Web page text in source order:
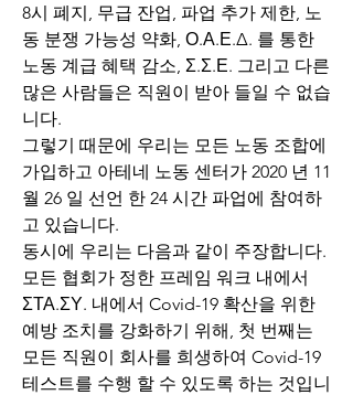
8시 폐지, 무급 잔업, 파업 추가 제한, 노
동 분쟁 가능성 약화, Ο.Α.Ε.Δ. 를 통한
노동 계급 혜택 감소, Σ.Σ.Ε. 그리고 다른
많은 사람들은 직원이 받아 들일 수 없습
니다.
그렇기 때문에 우리는 모든 노동 조합에
가입하고 아테네 노동 센터가 2020 년 11
월 26 일 선언 한 24 시간 파업에 참여하
고 있습니다.
동시에 우리는 다음과 같이 주장합니다.
모든 협회가 정한 프레임 워크 내에서
ΣΤΑ.ΣΥ. 내에서 Covid-19 확산을 위한
예방 조치를 강화하기 위해, 첫 번째는
모든 직원이 회사를 희생하여 Covid-19
테스트를 수행 할 수 있도록 하는 것입니